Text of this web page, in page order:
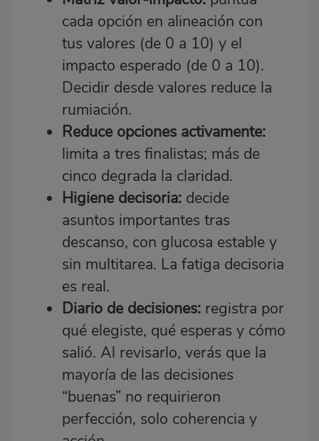
cada opción en alineación con
tus valores (de 0 a 10) y el
impacto esperado (de 0 a 10).
Decidir desde valores reduce la
rumiación.
Reduce opciones activamente:
limita a tres finalistas; más de
cinco degrada la claridad.
Higiene decisoria: decide
asuntos importantes tras
descanso, con glucosa estable y
sin multitarea. La fatiga decisoria
es real.
Diario de decisiones: registra por
qué elegiste, qué esperas y cómo
salió. Al revisarlo, verás que la
mayoría de las decisiones
“buenas” no requirieron
perfección, solo coherencia y